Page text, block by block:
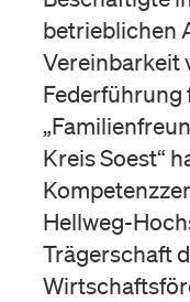
betrieblichen
Vereinbarkeit
Federführung
Kreis Soest“
Hellweg-
Trägerschaft